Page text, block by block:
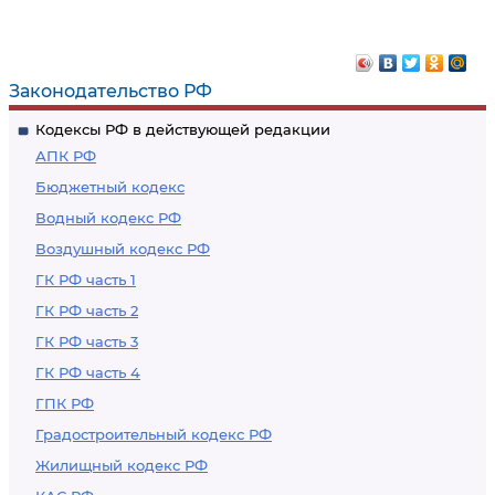
Законодательство РФ
Кодексы РФ в действующей редакции
АПК РФ
Бюджетный кодекс
Водный кодекс РФ
Воздушный кодекс РФ
ГК РФ часть 1
ГК РФ часть 2
ГК РФ часть 3
ГК РФ часть 4
ГПК РФ
Градостроительный кодекс РФ
Жилищный кодекс РФ